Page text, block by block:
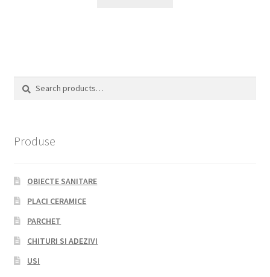
Search
Search
Produse
OBIECTE SANITARE
PLACI CERAMICE
PARCHET
CHITURI SI ADEZIVI
USI